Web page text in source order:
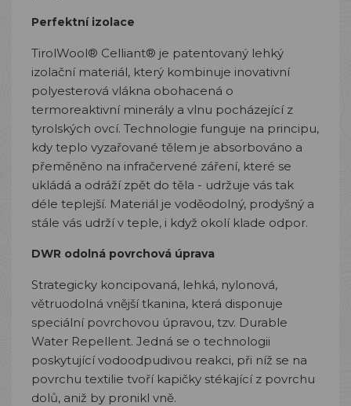
Perfektní izolace
TirolWool® Celliant® je patentovaný lehký
izolační materiál, který kombinuje inovativní
polyesterová vlákna obohacená o
termoreaktivní minerály a vlnu pocházející z
tyrolských ovcí. Technologie funguje na principu,
kdy teplo vyzařované tělem je absorbováno a
přeměněno na infračervené záření, které se
ukládá a odráží zpět do těla - udržuje vás tak
déle teplejší. Materiál je voděodolný, prodyšný a
stále vás udrží v teple, i když okolí klade odpor.
DWR odolná povrchová úprava
Strategicky koncipovaná, lehká, nylonová,
větruodolná vnější tkanina, která disponuje
speciální povrchovou úpravou, tzv. Durable
Water Repellent. Jedná se o technologii
poskytující vodoodpudivou reakci, při níž se na
povrchu textilie tvoří kapičky stékající z povrchu
dolů, aniž by pronikl vně.